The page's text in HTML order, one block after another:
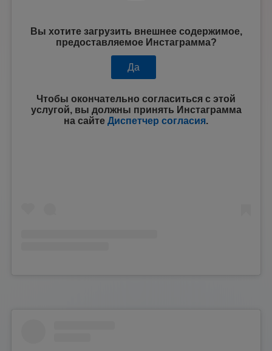
Вы хотите загрузить внешнее содержимое,
предоставляемое Инстаграмма?
Да
Чтобы окончательно согласиться с этой
услугой, вы должны принять Инстаграмма
на сайте Диспетчер согласия.